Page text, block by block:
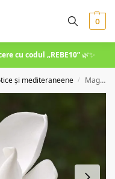
0
cu codul „REBE10”🌿✨
și mediteraneene / Magnolia grandiflora – magnolie veșnic verde